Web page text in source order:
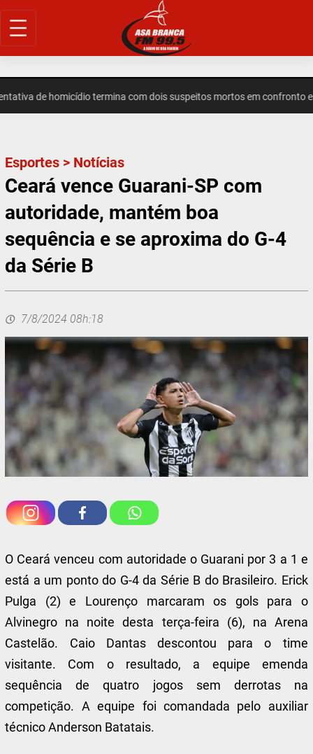
Pular
para
de homicídio termina com dois suspeitos mortos em confronto em
Esportes > Notícias
Ceará vence Guarani-SP com
autoridade, mantém boa
sequência e se aproxima do G-4
da Série B
7/8/2024 08h:18
O Ceará venceu com autoridade o Guarani por 3 a 1 e
está a um ponto do G-4 da Série B do Brasileiro. Erick
Pulga (2) e Lourenço marcaram os gols para o
Alvinegro na noite desta terça-feira (6), na Arena
Castelão. Caio Dantas descontou para o time
visitante. Com o resultado, a equipe emenda
sequência de quatro jogos sem derrotas na
competição. A equipe foi comandada pelo auxiliar
técnico Anderson Batatais.